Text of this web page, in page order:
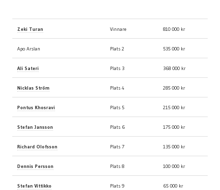
Zeki Turan Vinnare 810 000 kr
Apo Arslan Plats 2 535 000 kr
Ali Sateri Plats 3 368 000 kr
Nicklas Ström Plats 4 285 000 kr
Pontus Khosravi Plats 5 215 000 kr
Stefan Jansson Plats 6 175 000 kr
Richard Olofsson Plats 7 135 000 kr
Dennis Persson Plats 8 100 000 kr
Stefan Vittikko Plats 9 65 000 kr